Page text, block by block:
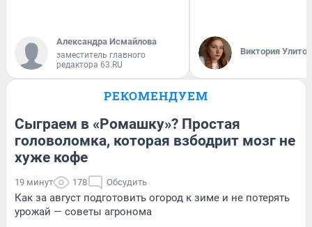
Александра Исмайлова
заместитель главного
редактора 63.RU
Виктория
РЕКОМЕНДУЕМ
Сыграем в «Ромашку»? Простая
головоломка, которая взбодрит мозг не
хуже кофе
19 минут 178 Обсудить
Как за август подготовить огород к зиме и не потерять
урожай — советы агронома